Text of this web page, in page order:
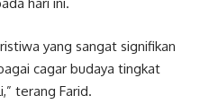
yang sangat signifikan
cagar budaya tingkat
terang Farid.